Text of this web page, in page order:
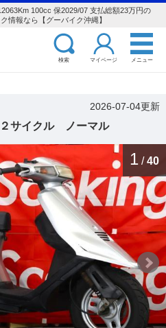
100cc 保2029/07 支払総額23万円の
情報なら【グーバイク沖縄】
検索 マイページ メニュー
2026-07-04更新
サイクル ノーマル
1 / 40